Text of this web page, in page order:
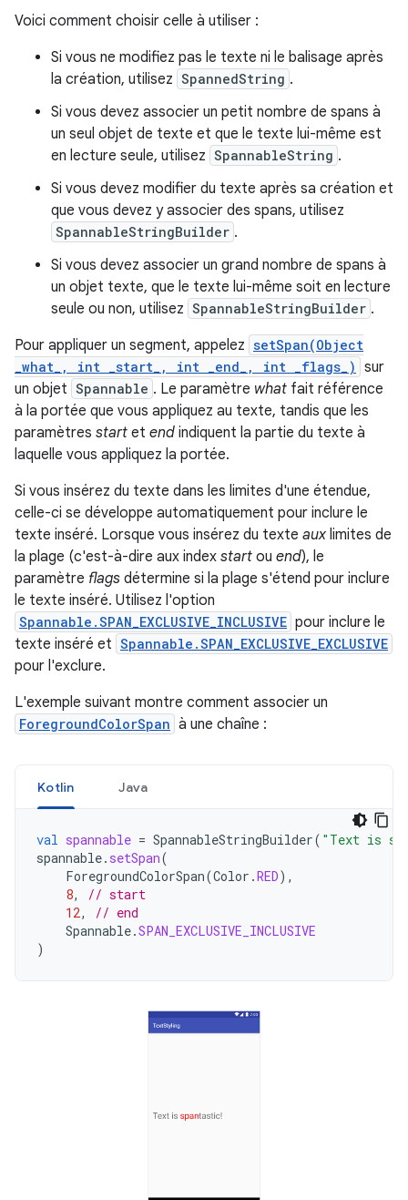
Voici comment choisir celle à utiliser :
Si vous ne modifiez pas le texte ni le balisage après
la création, utilisez SpannedString .
Si vous devez associer un petit nombre de spans à
un seul objet de texte et que le texte lui-même est
en lecture seule, utilisez SpannableString .
Si vous devez modifier du texte après sa création et
que vous devez y associer des spans, utilisez
SpannableStringBuilder .
Si vous devez associer un grand nombre de spans à
un objet texte, que le texte lui-même soit en lecture
seule ou non, utilisez SpannableStringBuilder .
Pour appliquer un segment, appelez setSpan(Object
_what_, int _start_, int _end_, int _flags_) sur
un objet Spannable . Le paramètre what fait référence
à la portée que vous appliquez au texte, tandis que les
paramètres start et end indiquent la partie du texte à
laquelle vous appliquez la portée.
Si vous insérez du texte dans les limites d'une étendue,
celle-ci se développe automatiquement pour inclure le
texte inséré. Lorsque vous insérez du texte aux limites de
la plage (c'est-à-dire aux index start ou end), le
paramètre flags détermine si la plage s'étend pour inclure
le texte inséré. Utilisez l'option
Spannable.SPAN_EXCLUSIVE_INCLUSIVE pour inclure le
texte inséré et Spannable.SPAN_EXCLUSIVE_EXCLUSIVE
pour l'exclure.
L'exemple suivant montre comment associer un
ForegroundColorSpan à une chaîne :
Kotlin Java
val spannable = SpannableStringBuilder( "Text is
spannable. setSpan(
ForegroundColorSpan(Color .RED),
8,
// start
12,
// end
Spannable.SPAN_EXCLUSIVE_INCLUSIVE
)